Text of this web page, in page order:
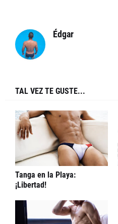
Édgar
TAL VEZ TE GUSTE...
Tanga en la Playa:
¡Libertad!